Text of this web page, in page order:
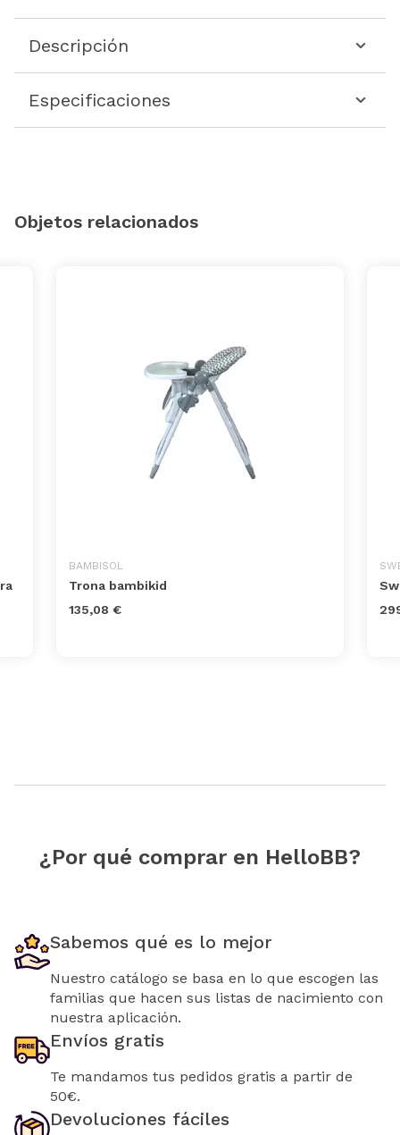
Descripción
Especificaciones
Objetos relacionados
BAMBISOL
Trona bambikid
135,08 €
¿Por qué comprar en HelloBB?
Sabemos qué es lo mejor
Nuestro catálogo se basa en lo que escogen las
familias que hacen sus listas de nacimiento con
nuestra aplicación.
Envíos gratis
Te mandamos tus pedidos gratis a partir de
50€.
Devoluciones fáciles